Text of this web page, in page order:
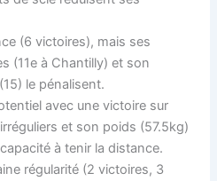
(6 victoires), mais ses
(11e à Chantilly) et son
le pénalisent.
avec une victoire sur
et son poids (57.5kg)
à tenir la distance.
régularité (2 victoires, 3